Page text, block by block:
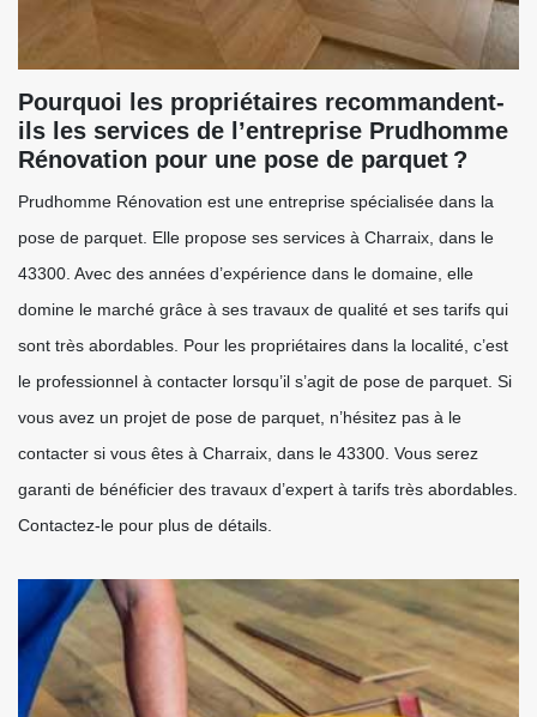
Pourquoi les propriétaires recommandent-
ils les services de l’entreprise Prudhomme
Rénovation pour une pose de parquet ?
Prudhomme Rénovation est une entreprise spécialisée dans la
pose de parquet. Elle propose ses services à Charraix, dans le
43300. Avec des années d’expérience dans le domaine, elle
domine le marché grâce à ses travaux de qualité et ses tarifs qui
sont très abordables. Pour les propriétaires dans la localité, c’est
le professionnel à contacter lorsqu’il s’agit de pose de parquet. Si
vous avez un projet de pose de parquet, n’hésitez pas à le
contacter si vous êtes à Charraix, dans le 43300. Vous serez
garanti de bénéficier des travaux d’expert à tarifs très abordables.
Contactez-le pour plus de détails.